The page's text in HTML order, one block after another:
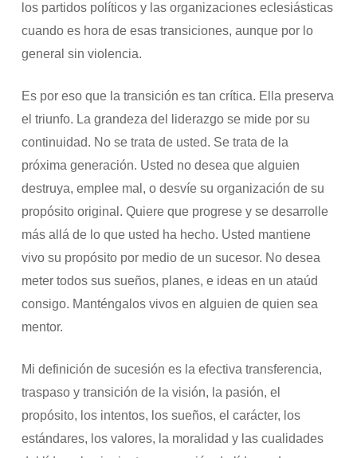
los partidos políticos y las organizaciones eclesiásticas
cuando es hora de esas transiciones, aunque por lo
general sin violencia.
Es por eso que la transición es tan crítica. Ella preserva
el triunfo. La grandeza del liderazgo se mide por su
continuidad. No se trata de usted. Se trata de la
próxima generación. Usted no desea que alguien
destruya, emplee mal, o desvíe su organización de su
propósito original. Quiere que progrese y se desarrolle
más allá de lo que usted ha hecho. Usted mantiene
vivo su propósito por medio de un sucesor. No desea
meter todos sus sueños, planes, e ideas en un ataúd
consigo. Manténgalos vivos en alguien de quien sea
mentor.
Mi definición de sucesión es la efectiva transferencia,
traspaso y transición de la visión, la pasión, el
propósito, los intentos, los sueños, el carácter, los
estándares, los valores, la moralidad y las cualidades